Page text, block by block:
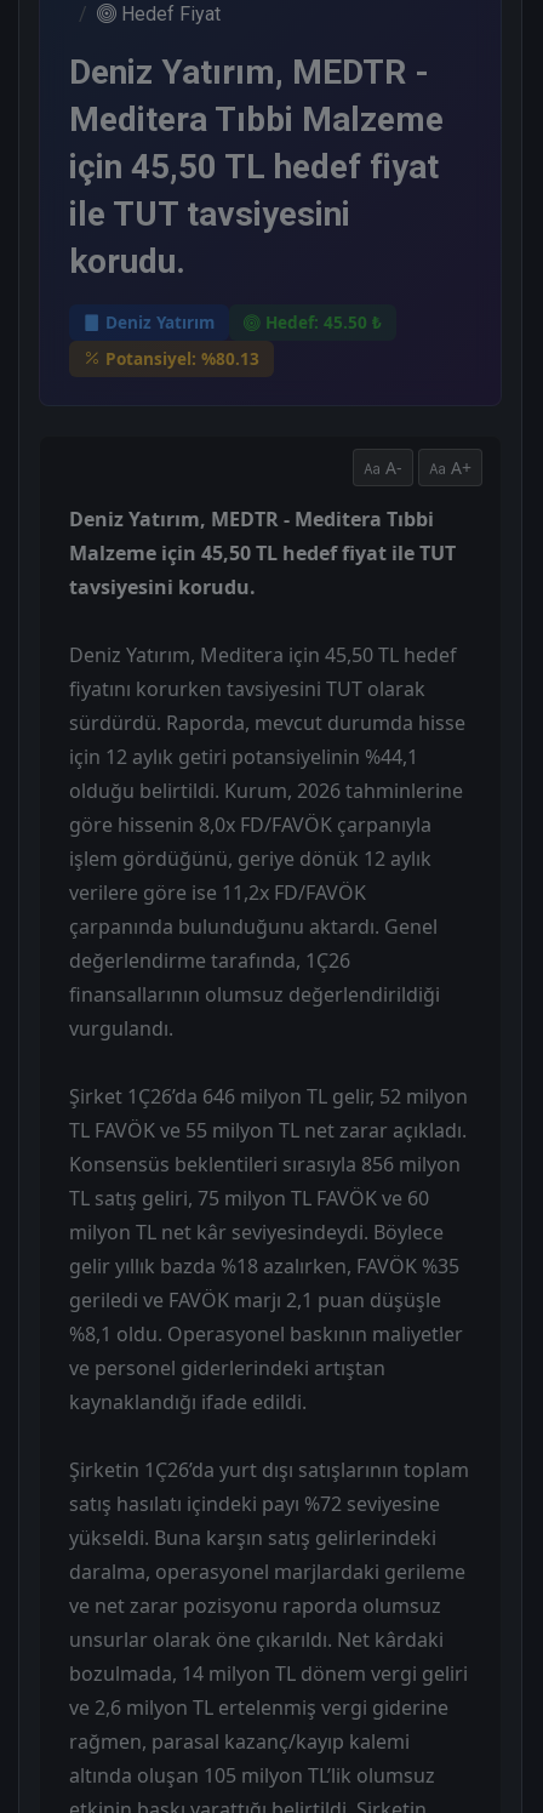
Hedef Fiyat
Deniz Yatırım, MEDTR -
Meditera Tıbbi Malzeme
için 45,50 TL hedef fiyat
ile TUT tavsiyesini
korudu.
Deniz Yatırım
Hedef: 45.50 ₺
Potansiyel: %80.13
A- A+
Deniz Yatırım, MEDTR - Meditera Tıbbi
Malzeme için 45,50 TL hedef fiyat ile TUT
tavsiyesini korudu.
Deniz Yatırım, Meditera için 45,50 TL hedef
fiyatını korurken tavsiyesini TUT olarak
sürdürdü. Raporda, mevcut durumda hisse
için 12 aylık getiri potansiyelinin %44,1
olduğu belirtildi. Kurum, 2026 tahminlerine
göre hissenin 8,0x FD/FAVÖK çarpanıyla
işlem gördüğünü, geriye dönük 12 aylık
verilere göre ise 11,2x FD/FAVÖK
çarpanında bulunduğunu aktardı. Genel
değerlendirme tarafında, 1Ç26
finansallarının olumsuz değerlendirildiği
vurgulandı.
Şirket 1Ç26’da 646 milyon TL gelir, 52 milyon
TL FAVÖK ve 55 milyon TL net zarar açıkladı.
Konsensüs beklentileri sırasıyla 856 milyon
TL satış geliri, 75 milyon TL FAVÖK ve 60
milyon TL net kâr seviyesindeydi. Böylece
gelir yıllık bazda %18 azalırken, FAVÖK %35
geriledi ve FAVÖK marjı 2,1 puan düşüşle
%8,1 oldu. Operasyonel baskının maliyetler
ve personel giderlerindeki artıştan
kaynaklandığı ifade edildi.
Şirketin 1Ç26’da yurt dışı satışlarının toplam
satış hasılatı içindeki payı %72 seviyesine
yükseldi. Buna karşın satış gelirlerindeki
daralma, operasyonel marjlardaki gerileme
ve net zarar pozisyonu raporda olumsuz
unsurlar olarak öne çıkarıldı. Net kârdaki
bozulmada, 14 milyon TL dönem vergi geliri
ve 2,6 milyon TL ertelenmiş vergi giderine
rağmen, parasal kazanç/kayıp kalemi
altında oluşan 105 milyon TL’lik olumsuz